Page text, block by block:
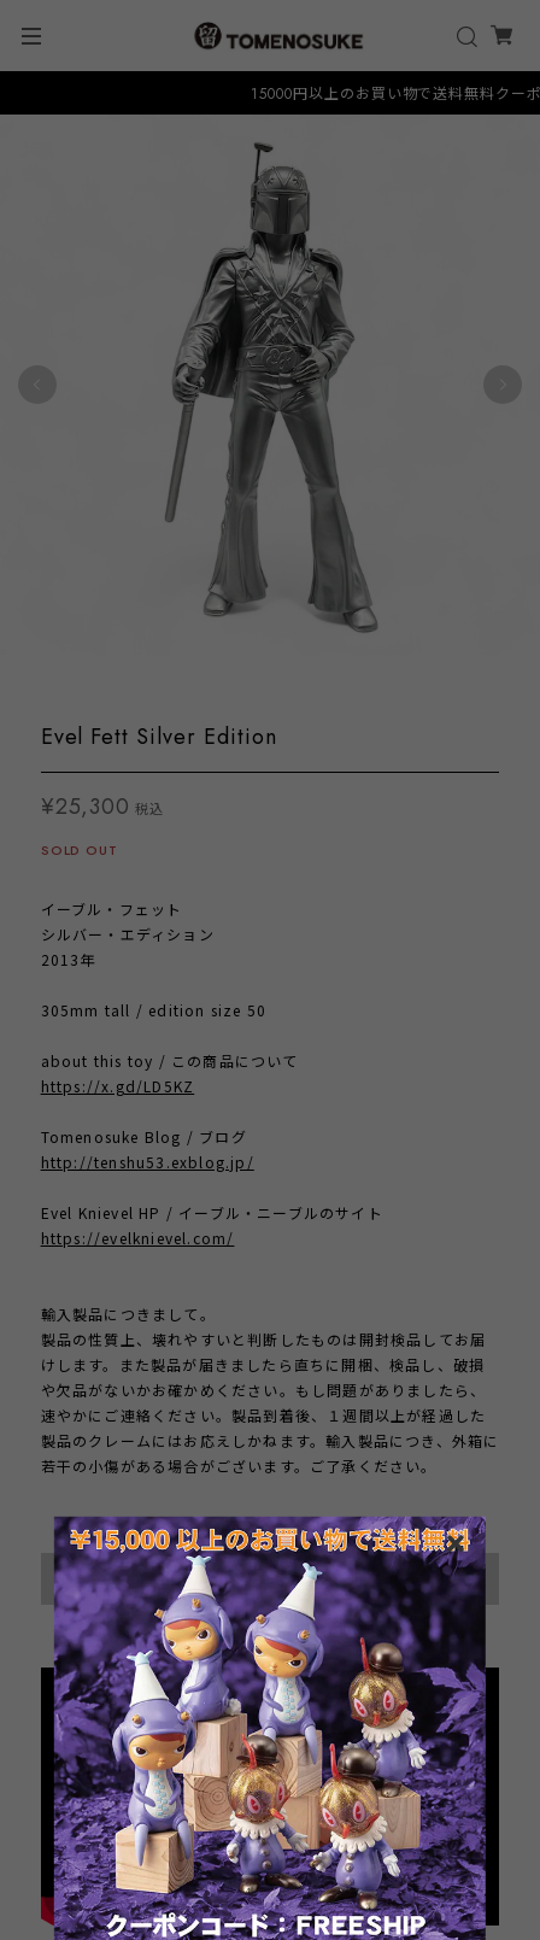
15000円以上のお買い物で送料無料クーポ
Evel Fett Silver Edition
¥25,300 税込
SOLD OUT
イーブル・フェット
シルバー・エディション
2013年
305mm tall / edition size 50
about this toy / この商品について
https://x.gd/LD5KZ
Tomenosuke Blog / ブログ
http://tenshu53.exblog.jp/
Evel Knievel HP / イーブル・ニーブルのサイト
https://evelknievel.com/
輸入製品につきまして。
製品の性質上、壊れやすいと判断したものは開封検品してお届
けします。また製品が届きましたら直ちに開梱、検品し、破損
や欠品がないかお確かめください。もし問題がありましたら、
速やかにご連絡ください。製品到着後、１週間以上が経過した
製品のクレームにはお応えしかねます。輸入製品につき、外箱に
若干の小傷がある場合がございます。ご了承ください。
International shipping available
Sold out
日本国内にお住まいの方向け